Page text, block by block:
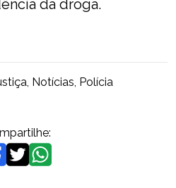
da droga.
, Notícias, Polícia